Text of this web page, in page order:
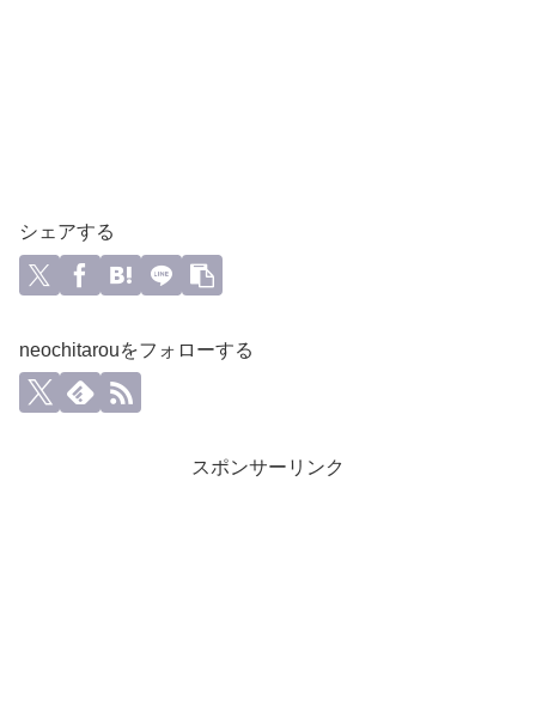
シェアする
neochitarouをフォローする
スポンサーリンク